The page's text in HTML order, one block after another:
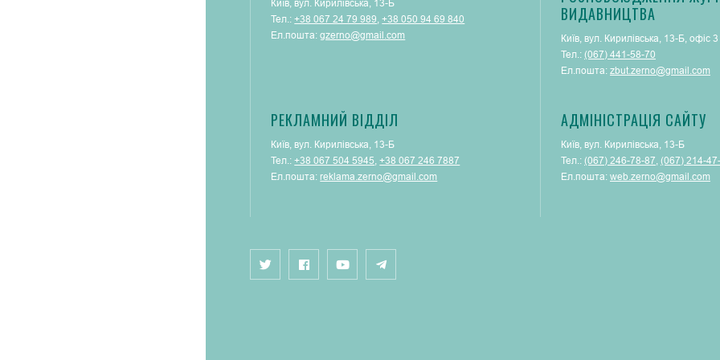
Київ, вул. Кирилівська, 13-Б
Тел.:+38 067 24 79 989 ,+38 050 94 69 840
Ел.пошта:gzerno@gmail.com
ВИДАВНИЦТВА
Київ, вул. Кирилівська, 13-Б, офіс 3
Тел.: (067) 441-58-70
Ел.пошта: zbut.zerno@gmail.com
РЕКЛАМНИЙ ВІДДІЛ
Київ, вул. Кирилівська, 13-Б
Тел.:+38 067 504 5945 ,+38 067 246 7887
Ел.пошта:reklama.zerno@gmail.com
АДМІНІСТРАЦІЯ САЙТУ
Київ, вул. Кирилівська, 13-Б
Тел.: (‎067) 246-78-87 (067) 214-
Ел.пошта: web.zerno@gmail.com